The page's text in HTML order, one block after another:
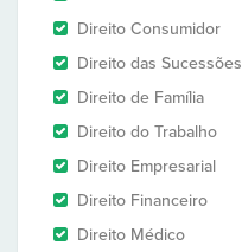
Direito Consumidor
Direito das Sucessões
Direito de Família
Direito do Trabalho
Direito Empresarial
Direito Financeiro
Direito Médico